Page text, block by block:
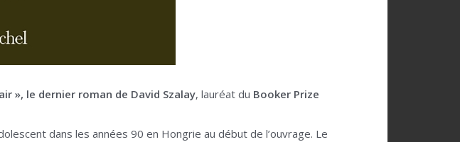
», le dernier roman de David Szalay, lauréat du Booker Prize
dans les années 90 en Hongrie au début de l’ouvrage. Le